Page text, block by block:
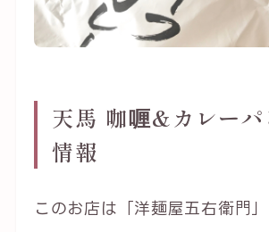
天馬 咖喱&カレー
情報
このお店は「洋麺屋五右衛門